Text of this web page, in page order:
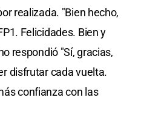
realizada. "Bien hecho,
Felicidades. Bien y
respondió "Sí, gracias,
disfrutar cada vuelta.
confianza con las